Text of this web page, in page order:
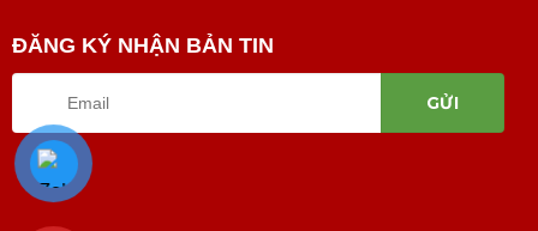
ĐĂNG KÝ NHẬN BẢN TIN